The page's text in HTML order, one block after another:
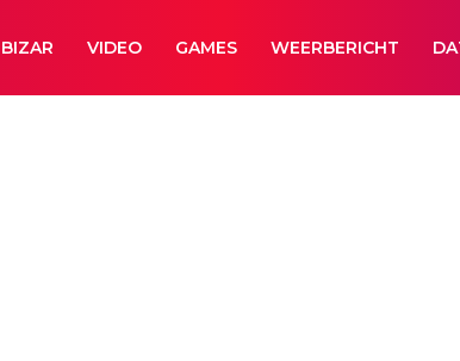
BIZAR VIDEO GAMES WEERBERICHT